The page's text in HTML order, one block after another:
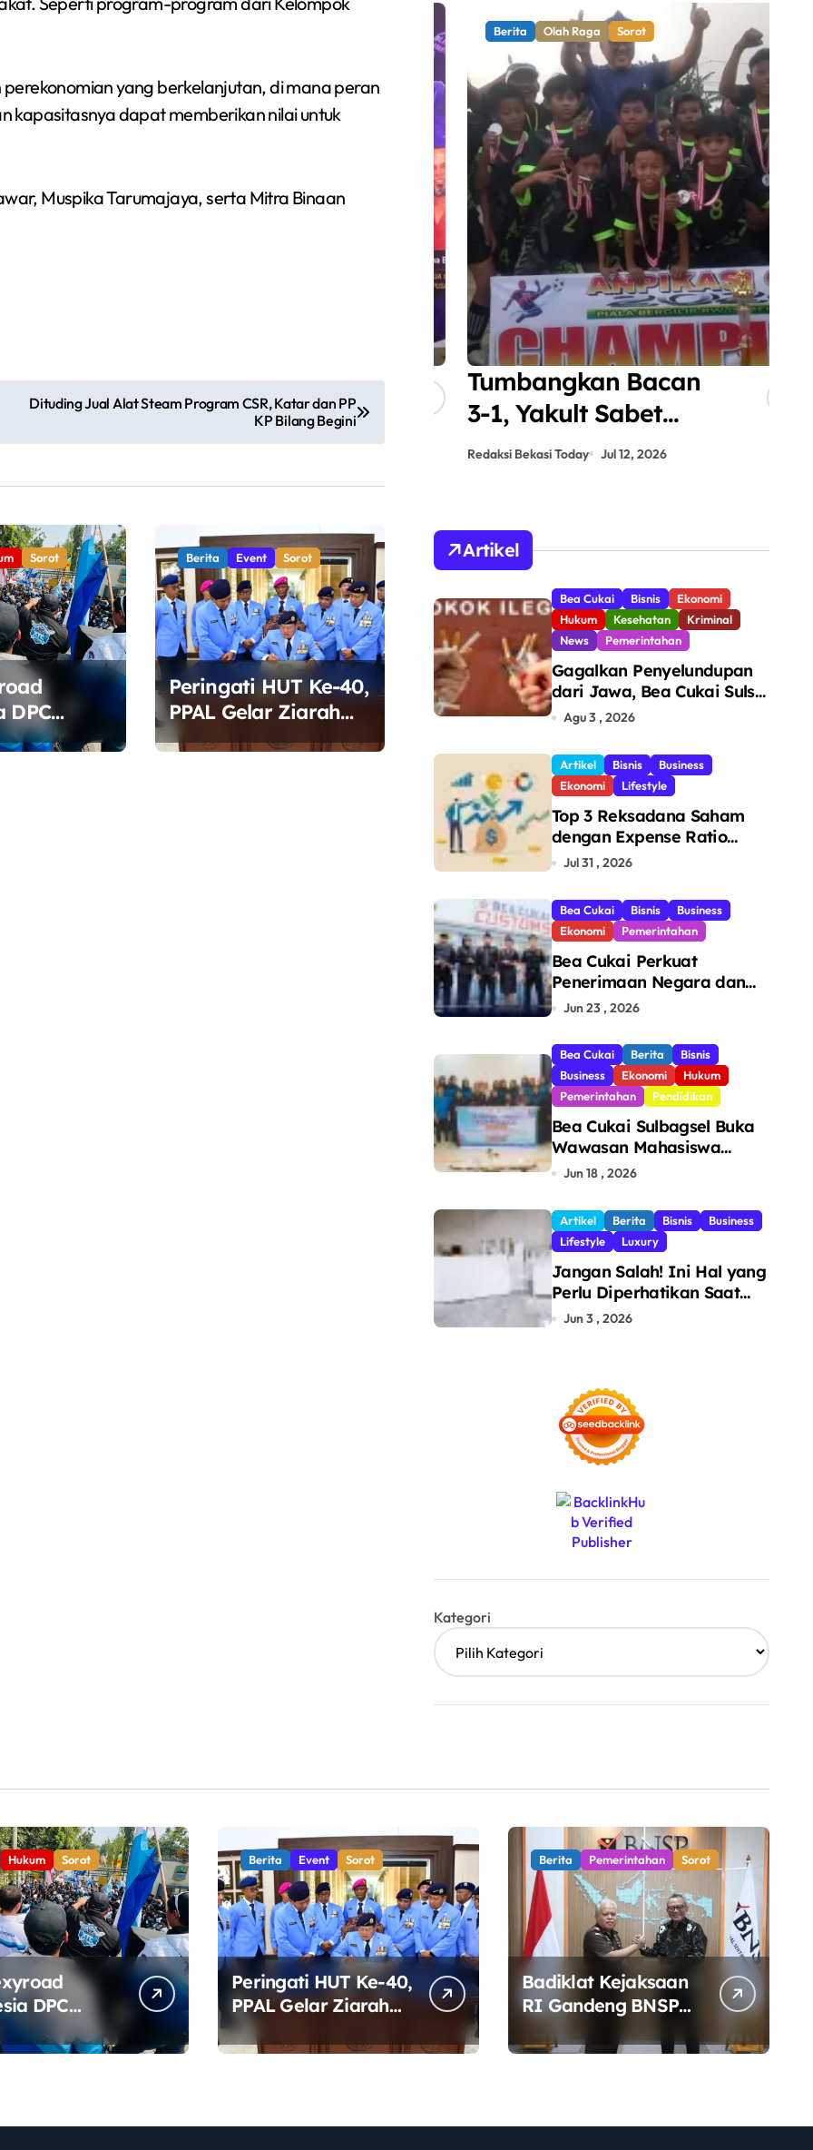
yang berkelanjutan, di mana peran
kapasitasnya dapat memberikan nilai untuk
Muspika Tarumajaya, serta Mitra Binaan
Dituding Jual Alat Steam Program CSR, Katar dan PP
KP Bilang Begini
Sorot
DPC
Bekasi
Berita Event Sorot
Peringati HUT Ke-40,
PPAL Gelar Ziarah
dan Tabur Bunga di
Siswa SMPN 1
Cikarang Selatan Raih
Medali Perak di
Sumsel 2026
Olah Raga Sorot
Tumbangkan Bacan
3-1, Yakult Sabet
Gelar Juara
Redaksi Bekasi Today Jul 12, 2026
Artikel
Bea Cukai Bisnis
Ekonomi
Hukum
Kesehatan
Kriminal
News
Pemerintahan
Gagalkan Penyelundupan
dari Jawa, Bea Cukai Sulsel
Sita 7,8 Juta Batang Rokok
di Makassar
Agu 3 , 2026
Artikel Bisnis
Business
Ekonomi
Lifestyle
Top 3 Reksadana Saham
dengan Expense Ratio
Terendah
Jul 31 , 2026
Bea Cukai Bisnis
Business
Ekonomi
Pemerintahan
Bea Cukai Perkuat
Penerimaan Negara dan
Pengawasan, Setor Rp123,8
Jun 23 , 2026
Bea Cukai Berita
Bisnis
Business
Ekonomi
Hukum
Pemerintahan
Pendidikan
Bea Cukai Sulbagsel Buka
Wawasan Mahasiswa
Politeknik Bosowa tentang
dan Pencegahan Barang
Ilegal
Jun 18 , 2026
Artikel Berita Bisnis
Business
Lifestyle
Luxury
Jangan Salah! Ini Hal yang
Perlu Diperhatikan Saat
Pasang Big Slab
Jun 3 , 2026
Kategori
Hukum Sorot
DPC
Bekasi
di Depan
Berita Event Sorot
Peringati HUT Ke-40,
PPAL Gelar Ziarah
dan Tabur Bunga di
TMP Kalibata
Berita Pemerintahan Sorot
Badiklat Kejaksaan
RI Gandeng BNSP
Profesi Jaksa